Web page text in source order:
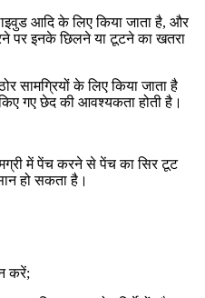
आदि के लिए किया जाता है, और
पर इनके छिलने या टूटने का खतरा
सामग्रियों के लिए किया जाता है
गए छेद की आवश्यकता होती है।
में पेंच करने से पेंच का सिर टूट
हो सकता है।
करें;